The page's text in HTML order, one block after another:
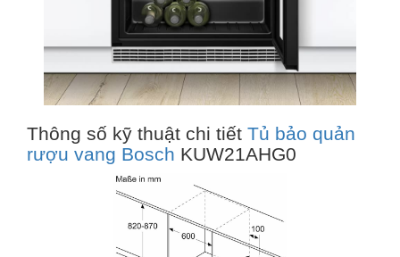
Thông số kỹ thuật chi tiết Tủ bảo quản
rượu vang Bosch KUW21AHG0